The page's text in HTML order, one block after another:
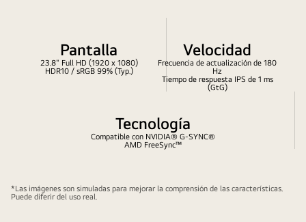
Pantalla
23.8" Full HD (1920 x 1080)
HDR10 / sRGB 99% (Typ.)
Velocidad
Frecuencia de actualización de 180
Hz
Tiempo de respuesta IPS de 1 ms
(GtG)
Tecnología
Compatible con NVIDIA® G-SYNC®
AMD FreeSync™
*Las imágenes son simuladas para mejorar la comprensión de las características.
Puede diferir del uso real.